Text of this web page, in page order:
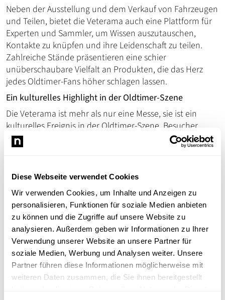
Diese Webseite verwendet Cookies
Wir verwenden Cookies, um Inhalte und Anzeigen zu
personalisieren, Funktionen für soziale Medien anbieten
zu können und die Zugriffe auf unsere Website zu
analysieren. Außerdem geben wir Informationen zu Ihrer
Verwendung unserer Website an unsere Partner für
soziale Medien, Werbung und Analysen weiter. Unsere
Partner führen diese Informationen möglicherweise mit
weiteren Daten zusammen, die Sie ihnen bereitgestellt
Neben der Ausstellung und dem Verkauf von Fahrzeugen
und Teilen, bietet die Veterama auch eine Plattform für
Experten und Sammler, um Wissen auszutauschen,
Kontakte zu knüpfen und ihre Leidenschaft zu teilen.
Zahlreiche Stände präsentieren eine schier
unüberschaubare Vielfalt an Produkten, die das Herz
jedes Oldtimer-Fans höher schlagen lassen.
Ein kulturelles Highlight in der Oldtimer-Szene
Die Veterama ist mehr als nur eine Messe, sie ist ein
kulturelles Ereignis in der Oldtimer-Szene. Besucher
haben die Möglichkeit, restaurierte Fahrzeuge zu
bewundern, an Live-Demonstrationen teilzunehmen und
und Entwicklungen in der Branche zu informieren.
Für viele ist die Veterama auch eine Gelegenheit, lang
ersehnte Projekte zu starten oder abzuschließen. Die
schiere Menge an verfügbaren Teilen und die
fachkundige Beratung vor Ort machen es einfach, die
richtigen Teile und das notwendige Wissen zu finden, um
eigene Fahrzeugträume zu verwirklichen.
Ob als Sammler auf der Suche nach dem seltenen
Ersatzteil, als Restaurator, der nach Inspiration sucht,